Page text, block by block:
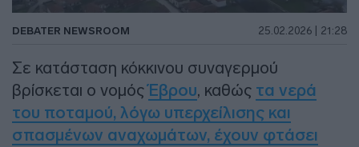
DEBATER NEWSROOM 25.02.2026 | 21:28
Σε κατάσταση κόκκινου συναγερμού
βρίσκεται ο νομόςΈβρου, καθώς τα νερά
του ποταμού, λόγω υπερχείλισης και
σπασμένων αναχωμάτων, έχουν φτάσει